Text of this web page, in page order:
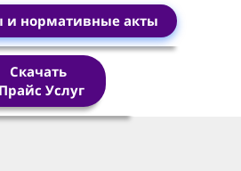
Скачать
Прайс Услуг
и нормативные акты